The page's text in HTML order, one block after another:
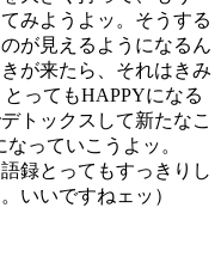
みようよッ。そうする
が見えるようになるん
が来たら、それはきみ
ってもHAPPYになる
トックスして新たなこ
っていこうよッ。
録とってもすっきりし
いいですねェッ）